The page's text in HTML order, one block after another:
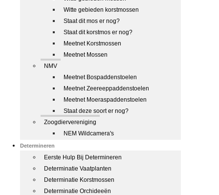
Witte gebieden korstmossen
Staat dit mos er nog?
Staat dit korstmos er nog?
Meetnet Korstmossen
Meetnet Mossen
NMV
Meetnet Bospaddenstoelen
Meetnet Zeereeppaddenstoelen
Meetnet Moeraspaddenstoelen
Staat deze soort er nog?
Zoogdiervereniging
NEM Wildcamera's
Determineren
Eerste Hulp Bij Determineren
Determinatie Vaatplanten
Determinatie Korstmossen
Determinatie Orchideeën